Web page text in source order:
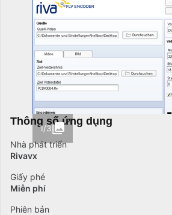
1/3
Thông số ứng dụng
Nhà phát triển
Rivavx
Giấy phé
Miễn phí
Phiên bản